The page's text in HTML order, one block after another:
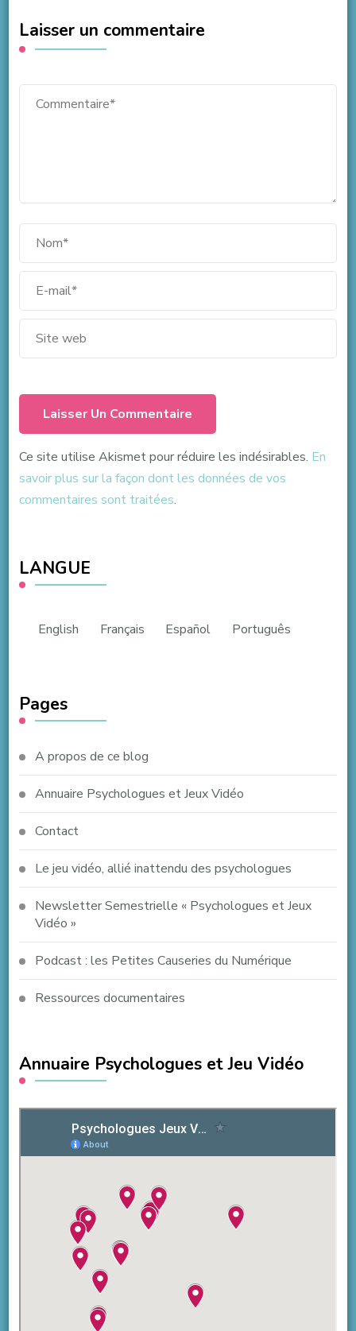
Laisser un commentaire
Ce site utilise Akismet pour réduire les indésirables. En
savoir plus sur la façon dont les données de vos
commentaires sont traitées.
LANGUE
English Français Español Português
Pages
A propos de ce blog
Annuaire Psychologues et Jeux Vidéo
Contact
Le jeu vidéo, allié inattendu des psychologues
Newsletter Semestrielle « Psychologues et Jeux
Vidéo »
Podcast : les Petites Causeries du Numérique
Ressources documentaires
Annuaire Psychologues et Jeu Vidéo